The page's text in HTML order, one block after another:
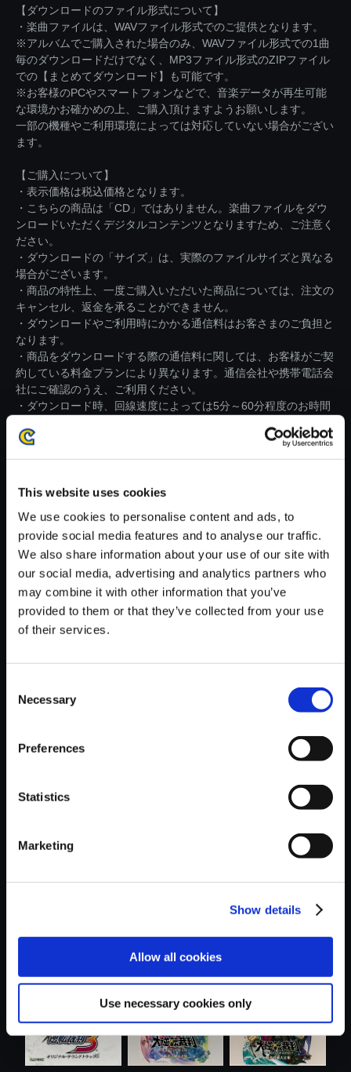
This website uses cookies
We use cookies to personalise content and ads, to
provide social media features and to analyse our traffic.
We also share information about your use of our site with
our social media, advertising and analytics partners who
may combine it with other information that you’ve
provided to them or that they’ve collected from your use
of their services.
Selection
Necessary
Preferences
Statistics
Marketing
Show details
Allow all cookies
Use necessary cookies only
【ダウンロードのファイル形式について】
・楽曲ファイルは、WAVファイル形式でのご提供となります。
※アルバムでご購入された場合のみ、WAVファイル形式での1曲
毎のダウンロードだけでなく、MP3ファイル形式のZIPファイル
での【まとめてダウンロード】も可能です。
※お客様のPCやスマートフォンなどで、音楽データが再生可能
な環境かお確かめの上、ご購入頂けますようお願いします。
一部の機種やご利用環境によっては対応していない場合がござい
ます。
【ご購入について】
・表示価格は税込価格となります。
・こちらの商品は「CD」ではありません。楽曲ファイルをダウ
ンロードいただくデジタルコンテンツとなりますため、ご注意く
ださい。
・ダウンロードの「サイズ」は、実際のファイルサイズと異なる
場合がございます。
・商品の特性上、一度ご購入いただいた商品については、注文の
キャンセル、返金を承ることができません。
・ダウンロードやご利用時にかかる通信料はお客さまのご負担と
なります。
・商品をダウンロードする際の通信料に関しては、お客様がご契
約している料金プランにより異なります。通信会社や携帯電話会
社にご確認のうえ、ご利用ください。
・ダウンロード時、回線速度によっては5分～60分程度のお時間
※ご購入いただいたファイルのダウンロードの際には、通信環境
【単曲】逆転裁判3 オリジナ
ル・サウンドトラック 効果音・
メカ編
おすすめ商品
オリジナル...
オリジナル...
判2 -成歩堂....